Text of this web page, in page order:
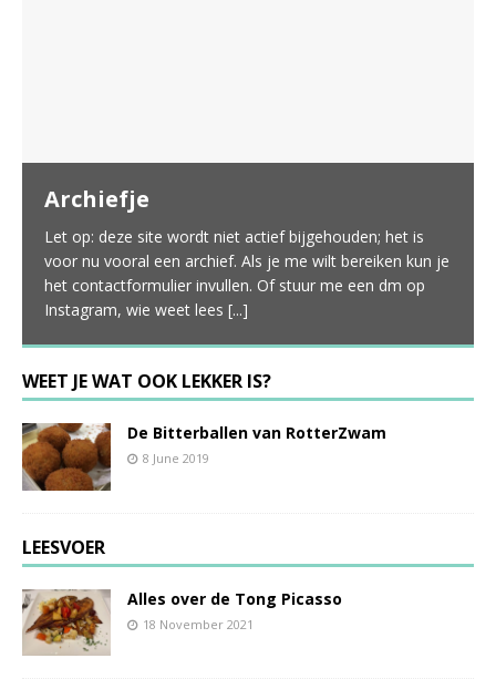
Archiefje
Let op: deze site wordt niet actief bijgehouden; het is
voor nu vooral een archief. Als je me wilt bereiken kun je
het contactformulier invullen. Of stuur me een dm op
Instagram, wie weet lees [...]
WEET JE WAT OOK LEKKER IS?
De Bitterballen van RotterZwam
8 June 2019
LEESVOER
Alles over de Tong Picasso
18 November 2021